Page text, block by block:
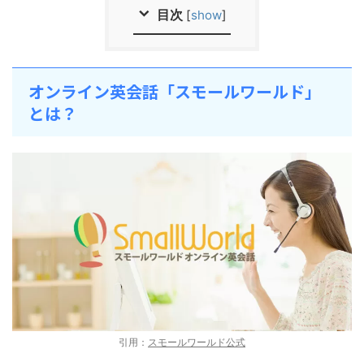
目次 [show]
オンライン英会話「スモールワールド」
とは？
引用： スモールワールド公式